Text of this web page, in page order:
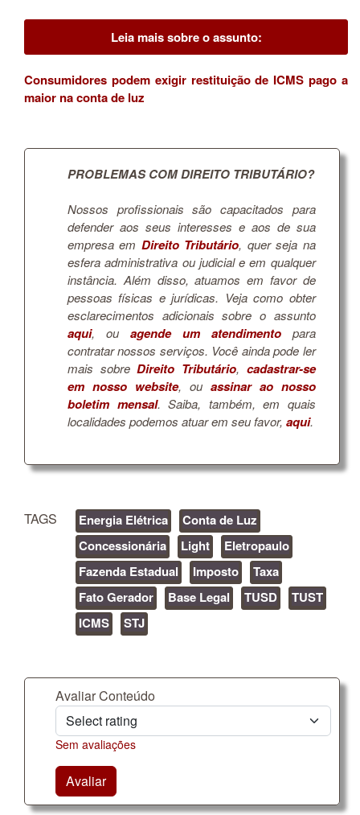
Leia mais sobre o assunto:
Consumidores podem exigir restituição de ICMS pago a
maior na conta de luz
PROBLEMAS COM DIREITO TRIBUTÁRIO?
Nossos profissionais são capacitados para
defender aos seus interesses e aos de sua
empresa em Direito Tributário, quer seja na
esfera administrativa ou judicial e em qualquer
instância. Além disso, atuamos em favor de
pessoas físicas e jurídicas. Veja como obter
esclarecimentos adicionais sobre o assunto
aqui, ou agende um atendimentopara
contratar nossos serviços. Você ainda pode ler
mais sobreDireito Tributário, cadastrar-se
em nosso website, ou assinar ao nosso
boletim mensal. Saiba, também, em quais
localidades podemos atuar em seu favor, aqui.
TAGS Energia Elétrica
Conta de Luz
Concessionária
Light
Eletropaulo
Fazenda Estadual
Imposto
Taxa
Fato Gerador
Base Legal TUSD
TUST
ICMS
STJ
Avaliar Conteúdo
Sem avaliações
Avaliar